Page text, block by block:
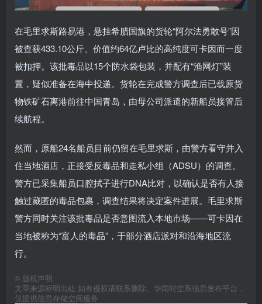
在毛里求斯路易港，悬挂希腊国旗的货轮“阿尔法勇敢号”因
被查获433.10公斤、价值约64亿卢比的高纯度可卡因而一度
被扣押。该批毒品以15个防水袋包装，并配有“渔网灯”装
置，疑似准备在海中投递。货轮在完成警方调查后已载原货
物铁矿石离港前往中国青岛，由母公司派遣的新船员接管后
续航程。
然而，原船24名船员目前仍留在毛里求斯，由警方看守并入
住当地酒店，正接受反毒品和走私小组（ADSU）的调查。
警方已采集船员口腔拭子进行DNA比对，以确认是否有人接
触过藏匿的毒品包裹，调查结果将决定案件进展。毛里求斯
警方同时关注该批毒品是否意图流入本地市场——可卡因在
当地被称为“富人的毒品”，于部分酒店派对和沿海地区流
行。
© 版权声明
文章来源标明出处 如有侵权请联系删除。华闻时空系信息发布平台，
仅提供信息存储空间服务